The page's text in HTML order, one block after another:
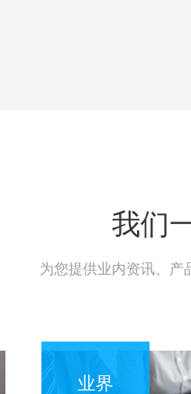
我们
为您提供业内资讯、产
业界